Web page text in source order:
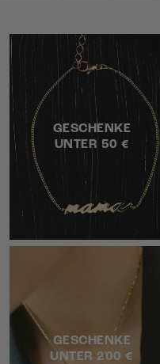
GESCHENKE
UNTER 50 €
GESCHENKE
UNTER 200 €